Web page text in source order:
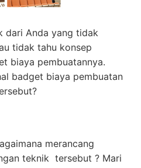
dari Anda yang tidak
tidak tahu konsep
biaya pembuatannya.
badget biaya pembuatan
merancang
teknik tersebut ? Mari